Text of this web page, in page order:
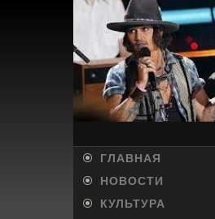
ГЛАВНАЯ
НОВОСТИ
КУЛЬТУРА